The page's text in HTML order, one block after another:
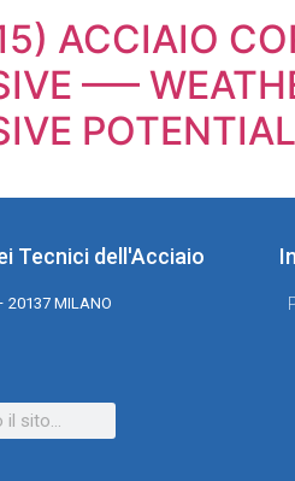
ACCIAIO
—–
POTENTIAL
Tecnici dell'Acciaio
20137 MILANO